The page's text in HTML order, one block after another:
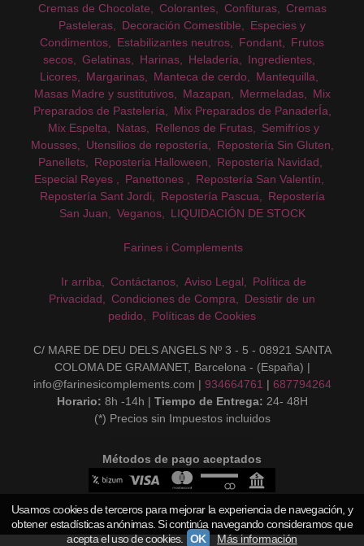
Cremas de Chocolate
Colorantes Confituras
Cremas
Pasteleras
Decoración Comestible
Especies y
Condimentos
Estabilizantes neutros Fondant
Frutos
secos
Gelatinas Harinas Heladería
Ingredientes
Licores
Margarinas Manteca de cerdo
Mantequilla
Masas Madre y sustitutivos
Mazapan Mermeladas
Mix
Preparados de Pastelería
Mix Preparados de PanaderÍa
Mix Espelta
Natas Rellenos de Frutas
Semifríos y
Mousses
Utensilios de repostería
Repostería Sin Gluten
Panellets
Repostería Halloween
Repostería Navidad
Especial Reyes
Panettones
Repostería San Valentín
Repostería Sant Jordi
Repostería Pascua
Repostería
San Juan
Veganos LIQUIDACIÓN DE STOCK
Farines i Complements
Ir arriba Contáctanos Aviso Legal
Política de
Privacidad
Condiciones de Compra
Desistir de un
pedido
Políticas de Cookies
C/ MARE DE DEU DELS ANGELS Nº 3 - 5 - 08921 SANTA
COLOMA DE GRAMANET, Barcelona - (España) |
info@farinesicomplements.com | 934664761 | 687794264
Horario: 8h -14h | Tiempo de Entrega: 24- 48H
(*) Precios sin Impuestos incluidos
Métodos de pago aceptados
Usamos cookies de terceros para mejorar la experiencia de navegación, y
obtener estadísticas anónimas. Si continúa navegando consideramos que
acepta el uso de cookies. OK Más información